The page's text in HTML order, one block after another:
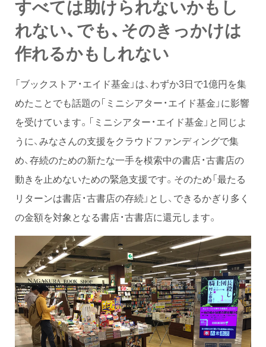
すべては助けられないかもし
れない、でも、そのきっかけは
作れるかもしれない
「ブックストア・エイド基金」は、わずか3日で1億円を集
めたことでも話題の「ミニシアター・エイド基金」に影響
を受けています。「ミニシアター・エイド基金」と同じよ
うに、みなさんの支援をクラウドファンディングで集
め、存続のための新たな一手を模索中の書店・古書店の
動きを止めないための緊急支援です。そのため「最たる
リターンは書店・古書店の存続」とし、できるかぎり多く
の金額を対象となる書店・古書店に還元します。